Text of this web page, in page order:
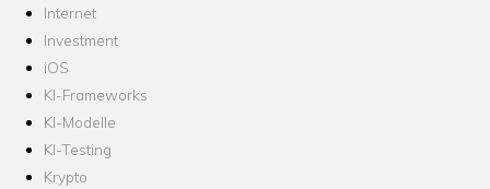
Internet
Investment
iOS
KI-Frameworks
KI-Modelle
KI-Testing
Krypto